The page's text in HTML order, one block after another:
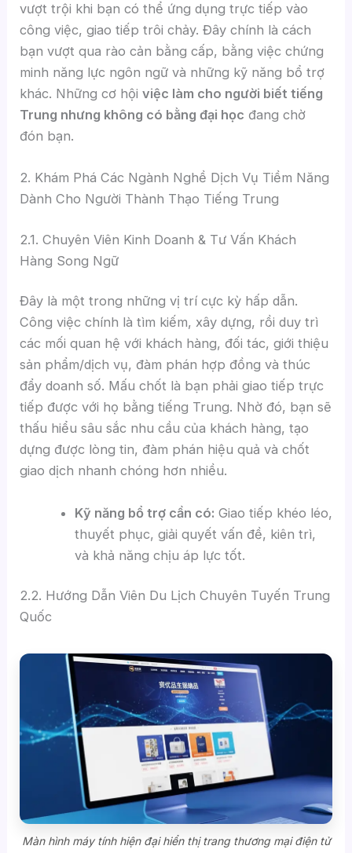
vượt trội khi bạn có thể ứng dụng trực tiếp vào
công việc, giao tiếp trôi chảy. Đây chính là cách
bạn vượt qua rào cản bằng cấp, bằng việc chứng
minh năng lực ngôn ngữ và những kỹ năng bổ trợ
khác. Những cơ hộiviệc làm cho người biết tiếng
Trung nhưng không có bằng đại học đang chờ
đón bạn.
2. Khám Phá Các Ngành Nghề Dịch Vụ Tiềm Năng
Dành Cho Người Thành Thạo Tiếng Trung
2.1. Chuyên Viên Kinh Doanh & Tư Vấn Khách
Hàng Song Ngữ
Đây là một trong những vị trí cực kỳ hấp dẫn.
Công việc chính là tìm kiếm, xây dựng, rồi duy trì
các mối quan hệ với khách hàng, đối tác, giới thiệu
sản phẩm/dịch vụ, đàm phán hợp đồng và thúc
đẩy doanh số. Mấu chốt là bạn phải giao tiếp trực
tiếp được với họ bằng tiếng Trung. Nhờ đó, bạn sẽ
thấu hiểu sâu sắc nhu cầu của khách hàng, tạo
dựng được lòng tin, đàm phán hiệu quả và chốt
giao dịch nhanh chóng hơn nhiều.
Kỹ năng bổ trợ cần có: Giao tiếp khéo léo,
thuyết phục, giải quyết vấn đề, kiên trì,
và khả năng chịu áp lực tốt.
2.2. Hướng Dẫn Viên Du Lịch Chuyên Tuyến Trung
Quốc
Màn hình máy tính hiện đại hiển thị trang thương mại điện tử